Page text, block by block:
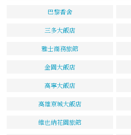
巴黎香舍
三多大飯店
雅士商務旅館
金園大飯店
高寧大飯店
高雄京城大飯店
維也納花園旅館